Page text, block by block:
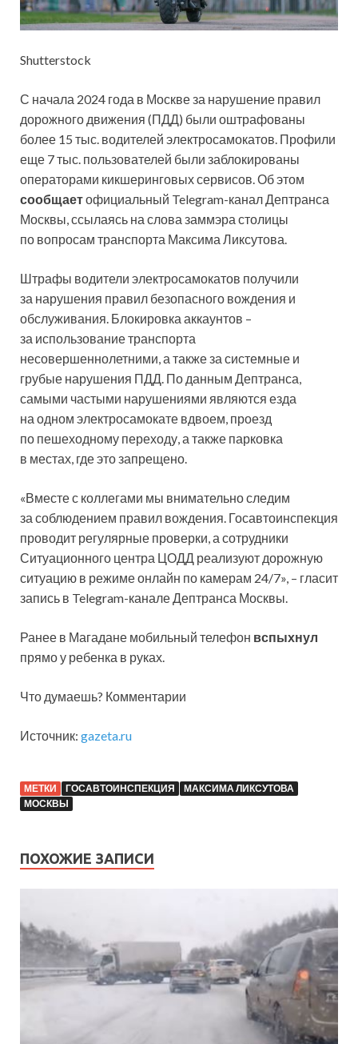
Shutterstock
С начала 2024 года в Москве за нарушение правил
дорожного движения (ПДД) были оштрафованы
более 15 тыс. водителей электросамокатов. Профили
еще 7 тыс. пользователей были заблокированы
операторами кикшеринговых сервисов. Об этом
сообщаетофициальный Telegram-канал Дептранса
Москвы, ссылаясь на слова заммэра столицы
по вопросам транспорта Максима Ликсутова.
Штрафы водители электросамокатов получили
за нарушения правил безопасного вождения и
обслуживания. Блокировка аккаунтов –
за использование транспорта
несовершеннолетними, а также за системные и
грубые нарушения ПДД. По данным Дептранса,
самыми частыми нарушениями являются езда
на одном электросамокате вдвоем, проезд
по пешеходному переходу, а также парковка
в местах, где это запрещено.
«Вместе с коллегами мы внимательно следим
за соблюдением правил вождения. Госавтоинспекция
проводит регулярные проверки, а сотрудники
Ситуационного центра ЦОДД реализуют дорожную
ситуацию в режиме онлайн по камерам 24/7», – гласит
запись в Telegram-канале Дептранса Москвы.
Ранее в Магадане мобильный телефон вспыхнул
прямо у ребенка в руках.
Что думаешь? Комментарии
Источник: gazeta.ru
МЕТКИ ГОСАВТОИНСПЕКЦИЯ
МАКСИМА ЛИКСУТОВА
МОСКВЫ
ПОХОЖИЕ ЗАПИСИ